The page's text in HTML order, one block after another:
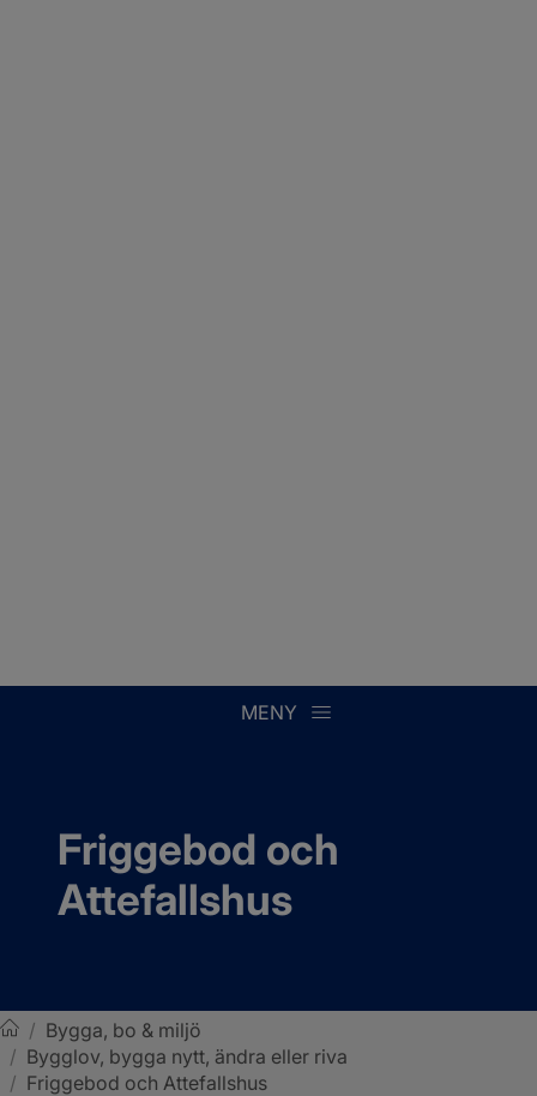
MENY
Friggebod och
Attefallshus
Sotenäs kommun
/ Bygga, bo & miljö
/ Bygglov, bygga nytt, ändra eller riva
/ Friggebod och Attefallshus